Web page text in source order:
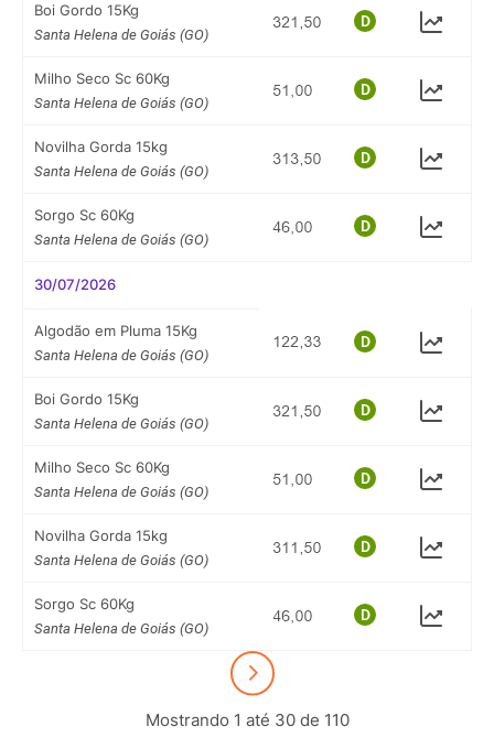
Boi Gordo 15Kg
Santa Helena de Goiás (GO)
Milho Seco Sc 60Kg
Santa Helena de Goiás (GO)
Novilha Gorda 15kg
Santa Helena de Goiás (GO)
Sorgo Sc 60Kg
Santa Helena de Goiás (GO)
30/07/2026
Algodão em Pluma 15Kg
Santa Helena de Goiás (GO)
Boi Gordo 15Kg
Santa Helena de Goiás (GO)
Milho Seco Sc 60Kg
Santa Helena de Goiás (GO)
Novilha Gorda 15kg
Santa Helena de Goiás (GO)
Sorgo Sc 60Kg
Santa Helena de Goiás (GO)
Mostrando 1 até 30 de 110